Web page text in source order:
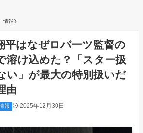
情報
平はなぜロバーツ監督の
溶け込めた？「スター扱
い」が最大の特別扱いだ
由
報 2025年12月30日